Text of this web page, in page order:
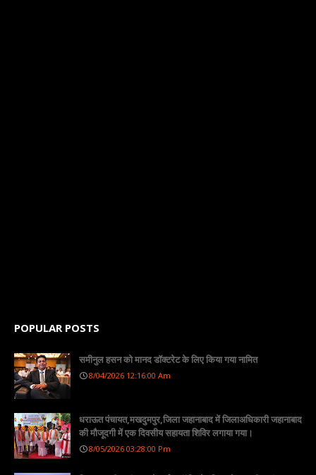
POPULAR POSTS
समीनुल हसन को मानद डॉक्टरेट के लिए किया गया नामित
8/04/2026 12:16:00 Am
धराऊत पंचायत,मखदुमपुर,जिला जहानाबाद में जिलाअधिकारी जहानाबाद
की मौजूदगी में एक दिवसीय सहायता शिविर लगाया गया।
8/05/2026 03:28:00 Pm